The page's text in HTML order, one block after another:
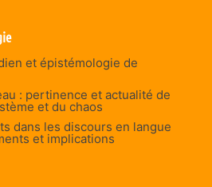
et épistémologie de
: pertinence et actualité de
et du chaos
dans les discours en langue
et implications